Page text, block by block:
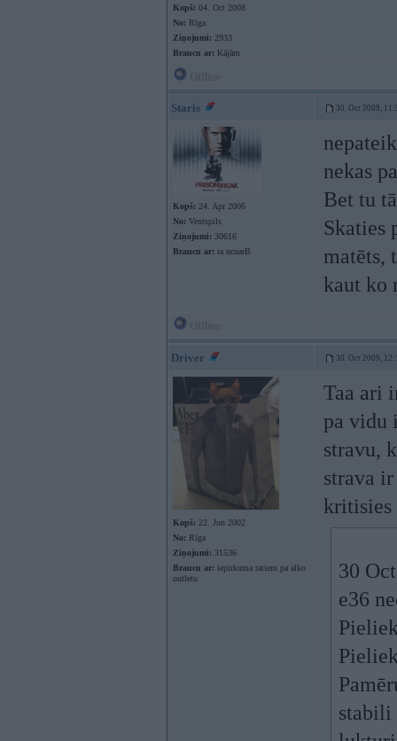
Kopš: 04. Oct 2008
No: Rīga
Ziņojumi: 2933
Braucu ar: Kājām
Staris 30. Oct 2009,
Kopš: 24. Apr 2006
No: Ventspils
Ziņojumi: 30616
Braucu ar: ra ucuarB
nekas
Bet tu
Skaties
matēts,
kaut ko
Driver 30. Oct 2009,
Kopš: 22. Jun 2002
No: Rīga
Ziņojumi: 31536
Braucu ar: iepirkuma ratiem pa alko
outletu
Taa ari
pa vidu
stravu,
strava
kritisies
30
e36
stabili